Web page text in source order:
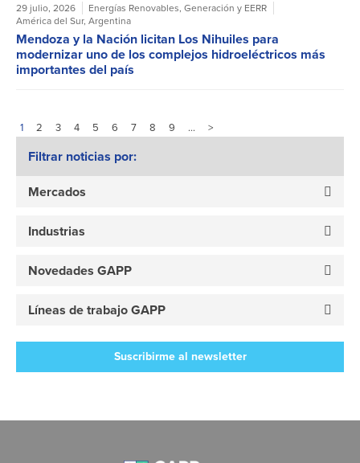
Filtrar noticias por:
Mercados
Industrias
Novedades GAPP
Líneas de trabajo GAPP
Suscribirme al newsletter
29 julio, 2026 Energías Renovables, Generación y EERR
América del Sur, Argentina
Mendoza y la Nación licitan Los Nihuiles para
modernizar uno de los complejos hidroeléctricos más
importantes del país
1 2 3 4 5 6 7 8 9 … >